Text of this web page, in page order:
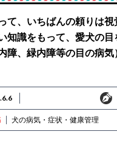
て、いちばんの頼りは視
知識をもって、愛犬の目
内障、緑内障等の目の病
犬の病気・症状・健康管理